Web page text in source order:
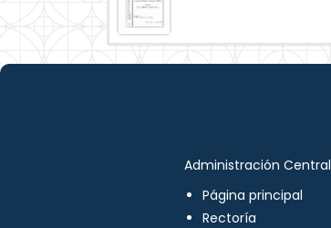
Administración Central
Página principal
Rectoría